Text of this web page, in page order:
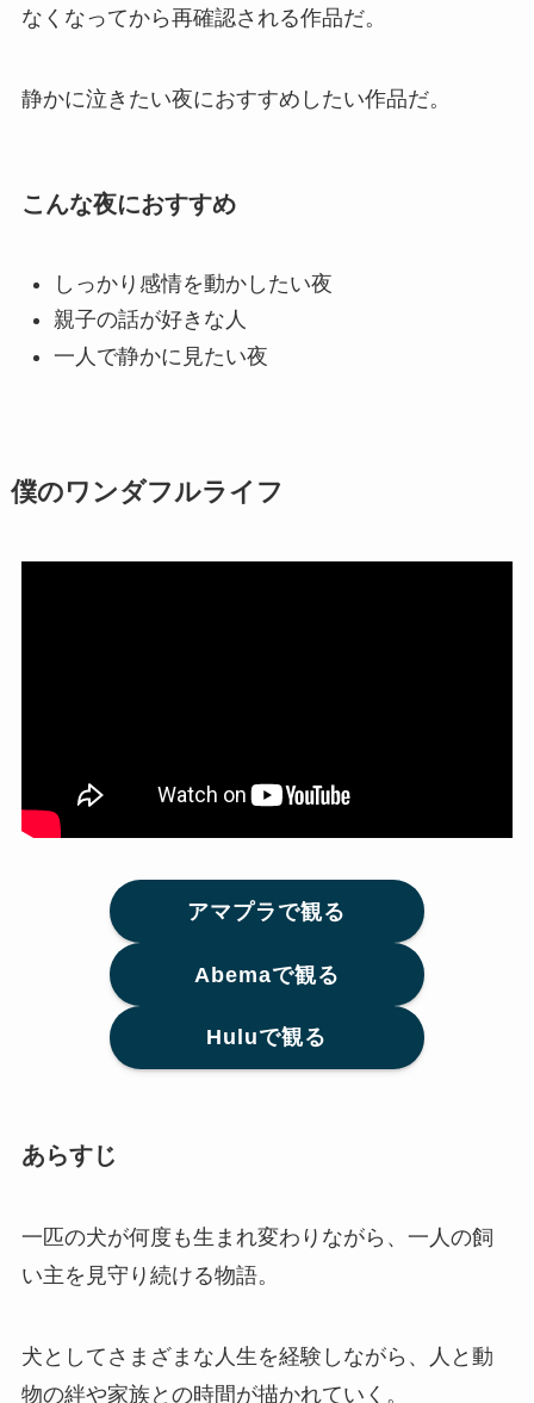
なくなってから再確認される作品だ。
静かに泣きたい夜におすすめしたい作品だ。
こんな夜におすすめ
しっかり感情を動かしたい夜
親子の話が好きな人
一人で静かに見たい夜
僕のワンダフルライフ
アマプラで観る
Abemaで観る
Huluで観る
あらすじ
一匹の犬が何度も生まれ変わりながら、一人の飼
い主を見守り続ける物語。
犬としてさまざまな人生を経験しながら、人と動
物の絆や家族との時間が描かれていく。